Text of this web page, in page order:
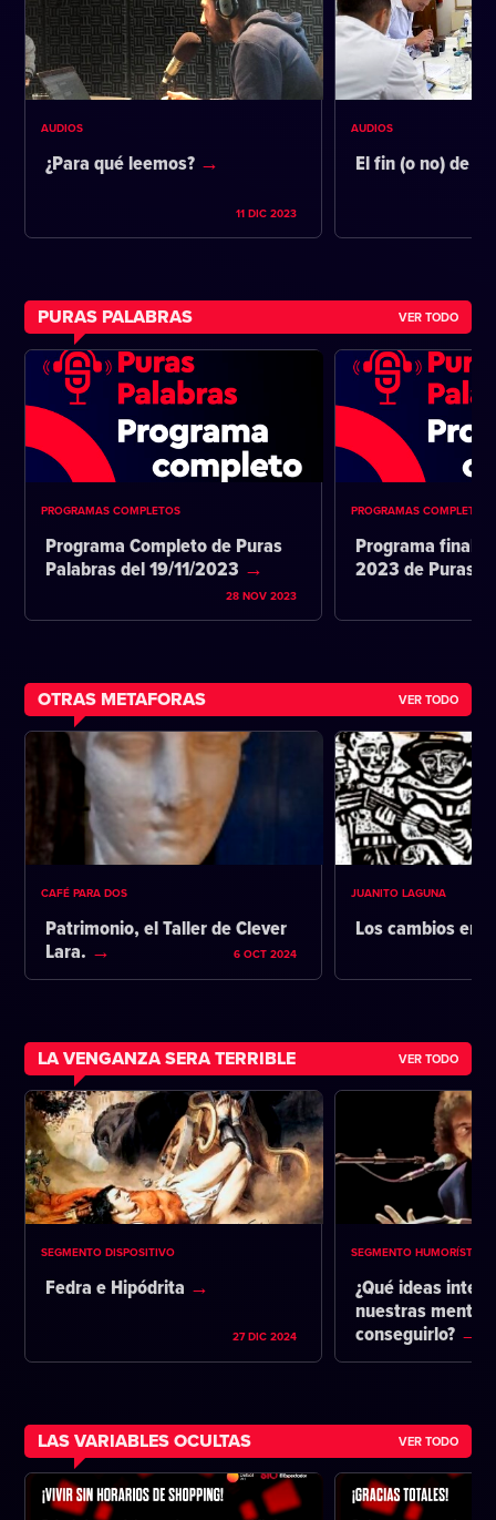
AUDIOS
¿Para qué leemos?
11 DIC 2023
AUDIOS
El fin (o no) de
PURAS PALABRAS VER TODO
PROGRAMAS COMPLETOS
Programa Completo de Puras
Palabras del 19/11/2023
28 NOV 2023
PROGRAMAS COMPLETOS
Programa final
2023 de Puras
OTRAS METAFORAS VER TODO
CAFÉ PARA DOS
Patrimonio, el Taller de Clever
Lara.
6 OCT 2024
JUANITO LAGUNA
Los cambios en
LA VENGANZA SERA TERRIBLE VER TODO
SEGMENTO DISPOSITIVO
Fedra e Hipódrita
27 DIC 2024
SEGMENTO HUMORÍSTICO
¿Qué ideas
nuestras mentes
conseguirlo?
LAS VARIABLES OCULTAS VER TODO